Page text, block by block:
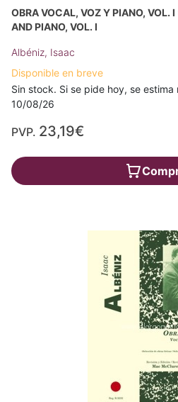
OBRA VOCAL, VOZ Y PIANO, VOL.
AND PIANO, VOL. I
Albéniz, Isaac
Disponible en breve
Sin stock. Si se pide hoy, se
10/08/26
PVP. 23,19€